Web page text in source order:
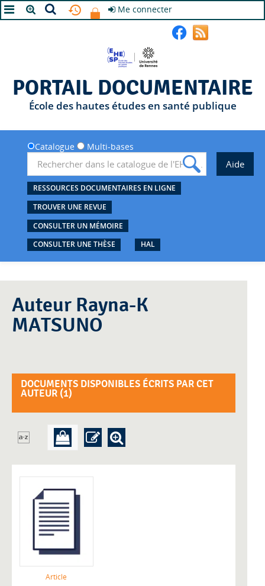
Me connecter
PORTAIL DOCUMENTAIRE
École des hautes études en santé publique
Catalogue Multi-bases
RESSOURCES DOCUMENTAIRES EN LIGNE
TROUVER UNE REVUE
CONSULTER UN MÉMOIRE
CONSULTER UNE THÈSE
HAL
Auteur Rayna-K
MATSUNO
DOCUMENTS DISPONIBLES ÉCRITS PAR CET
AUTEUR (1)
Article